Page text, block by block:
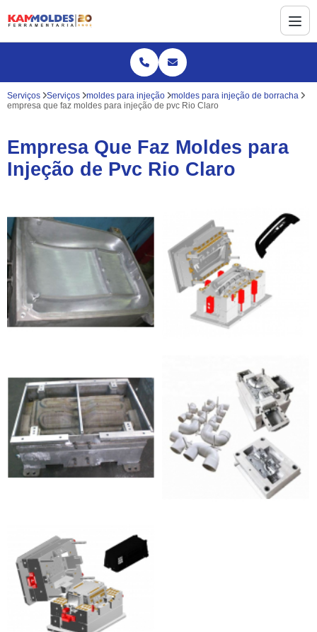
Serviços Serviços moldes para injeção
moldes para injeção de borracha
empresa que faz moldes para injeção de pvc Rio Claro
Empresa Que Faz Moldes para
Injeção de Pvc Rio Claro